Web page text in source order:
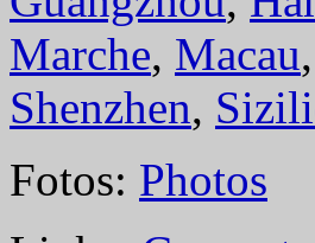
Marche, Macau,
Shenzhen,
Fotos: Photos